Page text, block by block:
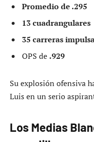
Promedio de .295
13 cuadrangulares
35 carreras
OPS de .929
Su explosión ofensiva
Luis en un serio
Los Medias